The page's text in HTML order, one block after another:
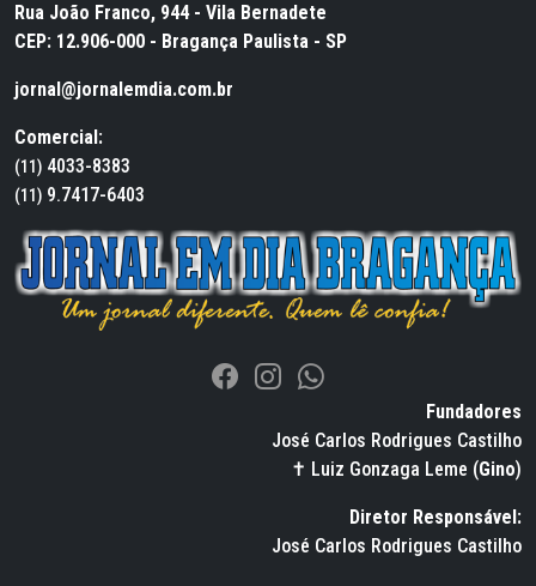
Rua João Franco, 944 - Vila Bernadete
CEP: 12.906-000 - Bragança Paulista - SP
jornal@jornalemdia.com.br
Comercial:
(11) 4033-8383
(11) 9.7417-6403
Fundadores
José Carlos Rodrigues Castilho
✝ Luiz Gonzaga Leme (Gino)
Diretor Responsável:
José Carlos Rodrigues Castilho